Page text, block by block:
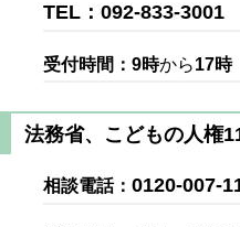
TEL：092-833-3001
受付時間：9時から17時
法務省、こどもの人権
相談電話：0120-007-